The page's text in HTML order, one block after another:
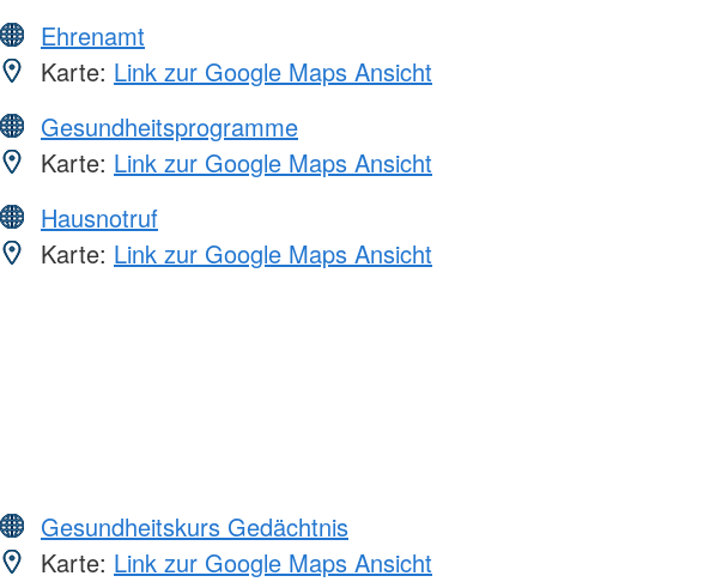
Ehrenamt
Karte: Link zur Google Maps Ansicht
Gesundheitsprogramme
Karte: Link zur Google Maps Ansicht
Hausnotruf
Karte: Link zur Google Maps Ansicht
Gesundheitskurs Gedächtnis
Karte: Link zur Google Maps Ansicht